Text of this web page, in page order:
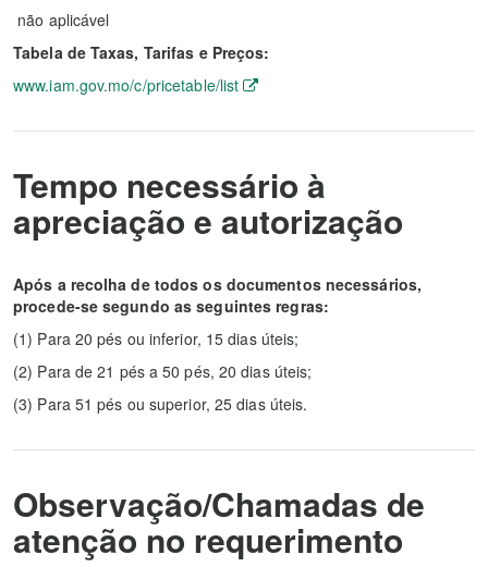
não aplicável
Tabela de Taxas, Tarifas e Preços:
www.iam.gov.mo/c/pricetable/list
Tempo necessário à
apreciação e autorização
Após a recolha de todos os documentos necessários,
procede-se segundo as seguintes regras:
(1) Para 20 pés ou inferior, 15 dias úteis;
(2) Para de 21 pés a 50 pés, 20 dias úteis;
(3) Para 51 pés ou superior, 25 dias úteis.
Observação/Chamadas de
atenção no requerimento